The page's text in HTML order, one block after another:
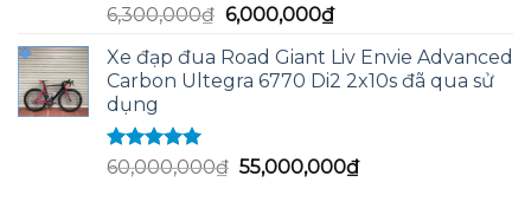
Được xếp
hạng
5.00
sao
6,300,000₫ Giá
là:
6,300,000₫.
6,000,000₫Giá
tại
là:
Xe đạp đua Road Giant Liv Envie Advanced
Carbon Ultegra 6770 Di2 2x10s đã qua sử
dụng
Được xếp
hạng
5.00
60,000,000₫ Giá
55,000,000₫Giá